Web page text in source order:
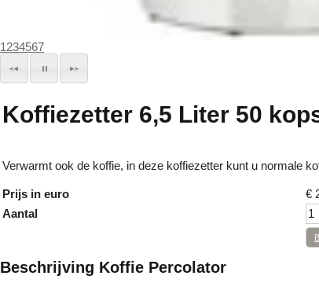
1234567
Koffiezetter 6,5 Liter 50
Verwarmt ook de koffie, in deze koffiezetter kunt u normale
Prijs in euro €
Aantal
Beschrijving Koffie Percolator